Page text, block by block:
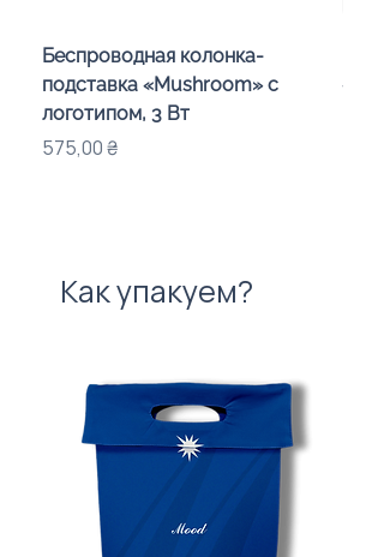
Беспроводная колонка-
подставка «Mushroom» с
логотипом, 3 Вт
Цена
575,00 ₴
Как упакуем?